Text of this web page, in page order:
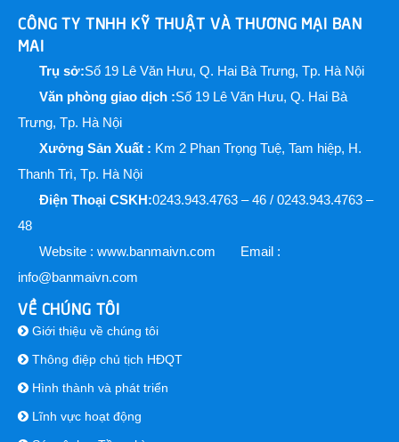
CÔNG TY TNHH KỸ THUẬT VÀ THƯƠNG MẠI BAN
MAI
Trụ sở:Số 19 Lê Văn Hưu, Q. Hai Bà Trưng, Tp. Hà Nội
Văn phòng giao dịch :Số 19 Lê Văn Hưu, Q. Hai Bà
Trưng, Tp. Hà Nội
Xưởng Sản Xuất : Km 2 Phan Trọng Tuệ, Tam hiệp, H.
Thanh Trì, Tp. Hà Nội
Điện Thoại CSKH:0243.943.4763 – 46 / 0243.943.4763 –
48
Website : www.banmaivn.com
Email :
info@banmaivn.com
VỀ CHÚNG TÔI
Giới thiệu về chúng tôi
Thông điệp chủ tịch HĐQT
Hình thành và phát triển
Lĩnh vực hoạt động